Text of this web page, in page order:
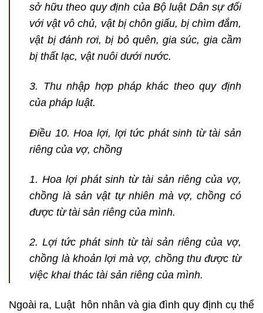
sở hữu theo quy định của Bộ luật Dân sự đối
với vật vô chủ, vật bị chôn giấu, bị chìm đắm,
vật bị đánh rơi, bị bỏ quên, gia súc, gia cầm
bị thất lạc, vật nuôi dưới nước.
3. Thu nhập hợp pháp khác theo quy định
của pháp luật.
Điều 10. Hoa lợi, lợi tức phát sinh từ tài sản
riêng của vợ, chồng
1. Hoa lợi phát sinh từ tài sản riêng của vợ,
chồng là sản vật tự nhiên mà vợ, chồng có
được từ tài sản riêng của mình.
2. Lợi tức phát sinh từ tài sản riêng của vợ,
chồng là khoản lợi mà vợ, chồng thu được từ
việc khai thác tài sản riêng của mình.
Ngoài ra, Luật hôn nhân và gia đình quy định cụ thể